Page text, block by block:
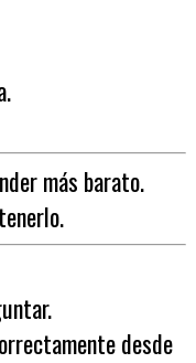
más barato.
desde